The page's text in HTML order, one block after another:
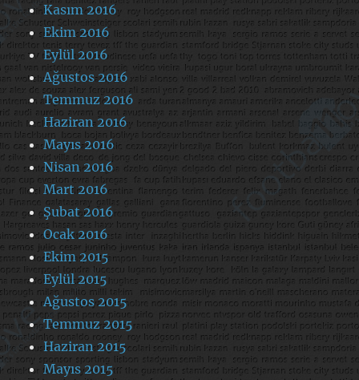
Kasım 2016
Ekim 2016
Eylül 2016
Ağustos 2016
Temmuz 2016
Haziran 2016
Mayıs 2016
Nisan 2016
Mart 2016
Şubat 2016
Ocak 2016
Ekim 2015
Eylül 2015
Ağustos 2015
Temmuz 2015
Haziran 2015
Mayıs 2015